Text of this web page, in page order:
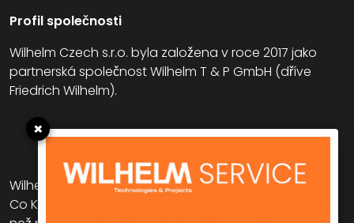
×
Profil společnosti
Wilhelm Czech s.r.o. byla založena v roce 2017 jako
partnerská společnost Wilhelm T & P GmbH (dříve
Friedrich Wilhelm).
Wilhelm T & P GmbH (dříve Friedrich Wilhelm GmbH &
Co KG) je obchodní a poradenská společnost již více